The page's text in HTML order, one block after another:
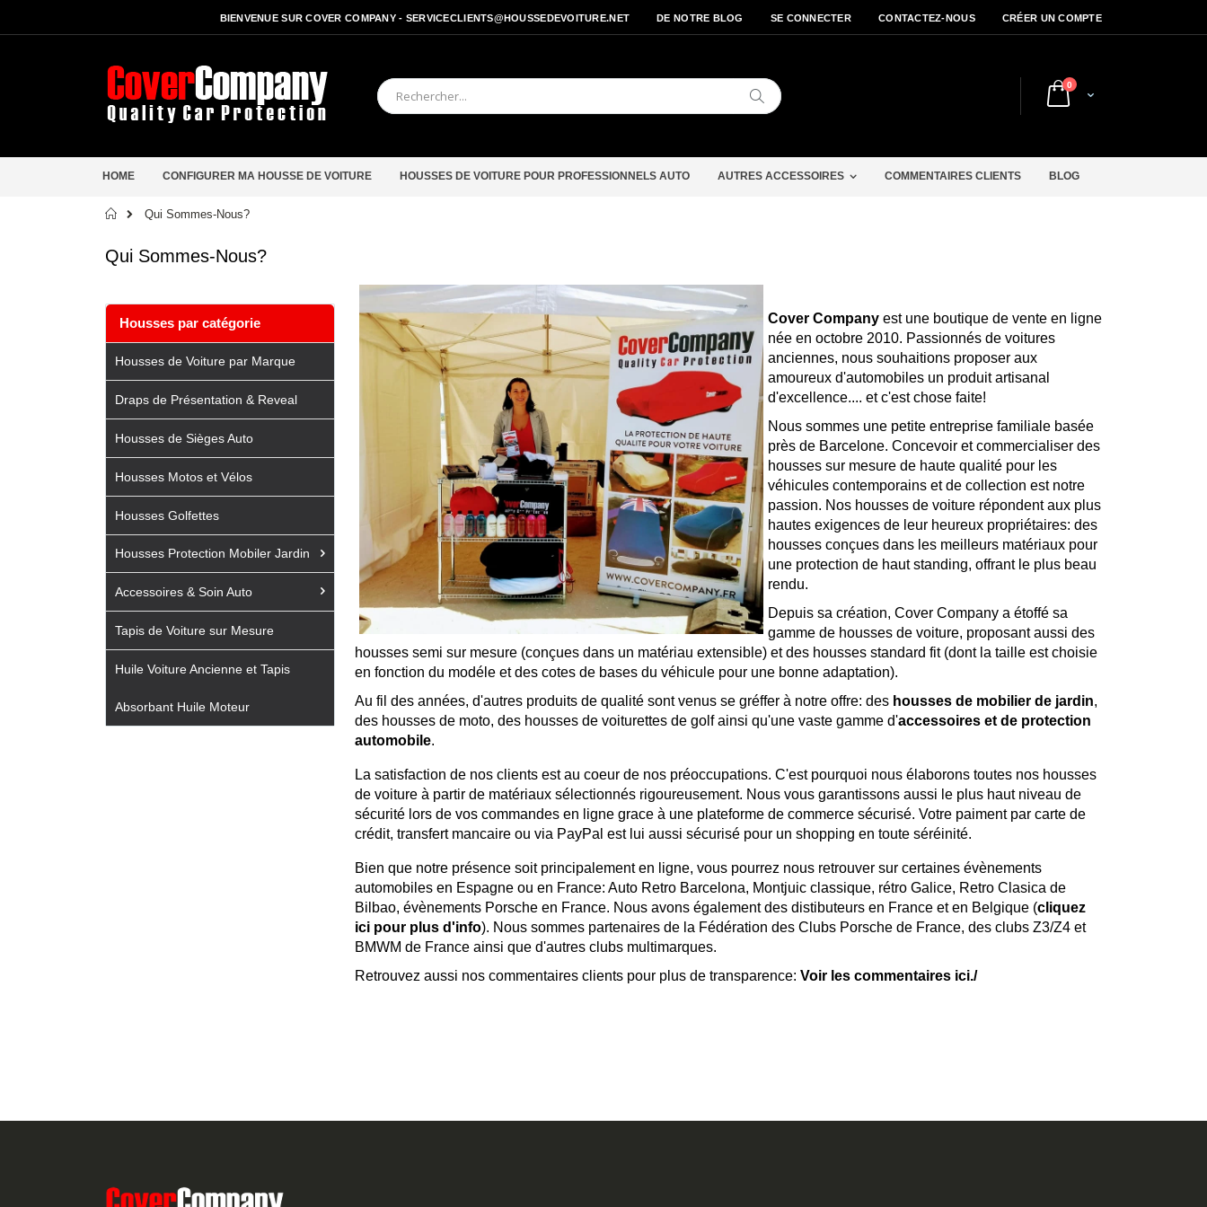
BIENVENUE SUR COVER COMPANY - SERVICECLIENTS@HOUSSEDEVOITURE.NET DE NOTRE BLOG SE CONNECTER CONTACTEZ-NOUS CRÉER UN COMPTE
Cart
0articles
Chercher
HOME CONFIGURER MA HOUSSE DE VOITURE HOUSSES DE VOITURE POUR PROFESSIONNELS AUTO AUTRES ACCESSOIRES COMMENTAIRES CLIENTS BLOG
Accueil
Qui Sommes-Nous?
Qui Sommes-Nous?
Cover Companyest une boutique de vente en ligne
née en octobre 2010. Passionnés de voitures
anciennes, nous souhaitions proposer aux
amoureux d'automobiles un produit artisanal
d'excellence.... et c'est chose faite!
Nous sommes une petite entreprise familiale basée
près de Barcelone. Concevoir et commercialiser des
housses sur mesure de haute qualité pour les
véhicules contemporains et de collection est notre
passion. Nos housses de voiture répondent aux plus
hautes exigences de leur heureux propriétaires: des
housses conçues dans les meilleurs matériaux pour
une protection de haut standing, offrant le plus beau
rendu.
Depuis sa création, Cover Company a étoffé sa
gamme de housses de voiture, proposant aussi des
housses semi sur mesure (conçues dans un matériau extensible) et des housses standard fit (dont la taille est choisie
en fonction du modéle et des cotes de bases du véhicule pour une bonne adaptation).
Au fil des années, d'autres produits de qualité sont venus se gréffer à notre offre: des housses de mobilier de jardin,
des housses de moto, des housses de voiturettes de golf ainsi qu'une vaste gamme d'accessoires et de protection
automobile.
La satisfaction de nos clients est au coeur de nos préoccupations. C'est pourquoi nous élaborons toutes nos housses
de voiture à partir de matériaux sélectionnés rigoureusement. Nous vous garantissons aussi le plus haut niveau de
sécurité lors de vos commandes en ligne grace à une plateforme de commerce sécurisé. Votre paiment par carte de
crédit, transfert mancaire ou via PayPal est lui aussi sécurisé pour un shopping en toute séréinité.
Bien que notre présence soit principalement en ligne, vous pourrez nous retrouver sur certaines évènements
automobiles en Espagne ou en France: Auto Retro Barcelona, Montjuic classique, rétro Galice, Retro Clasica de
Bilbao, évènements Porsche en France. Nous avons également des distibuteurs en France et en Belgique (cliquez
ici pour plus d'info). Nous sommes partenaires de la Fédération des Clubs Porsche de France, des clubs Z3/Z4 et
BMWM de France ainsi que d'autres clubs multimarques.
Retrouvez aussi nos commentaires clients pour plus de transparence: Voir les commentaires ici./
Housses par catégorie
Housses de Voiture par Marque
Draps de Présentation & Reveal
Housses de Sièges Auto
Housses Motos et Vélos
Housses Golfettes
Housses Protection Mobiler Jardin
Accessoires & Soin Auto
Tapis de Voiture sur Mesure
Huile Voiture Ancienne et Tapis
Absorbant Huile Moteur